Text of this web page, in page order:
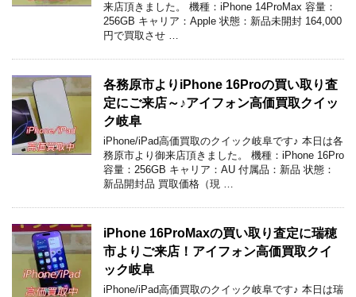
来店頂きました。 機種：iPhone 14ProMax 容量：
256GB キャリア：Apple 状態：新品未開封 164,000
円で買取させ …
各務原市よりiPhone 16Proの買い取り査
定にご来店～♪アイフォン高価買取クイッ
ク岐阜
iPhone/iPad高価買取のクイック岐阜です♪ 本日は各
務原市より御来店頂きました。 機種：iPhone 16Pro
容量：256GB キャリア：AU 付属品：新品 状態：
新品開封品 買取価格（現 …
iPhone 16ProMaxの買い取り査定に瑞穂
市よりご来店！アイフォン高価買取クイ
ック岐阜
iPhone/iPad高価買取のクイック岐阜です♪ 本日は瑞